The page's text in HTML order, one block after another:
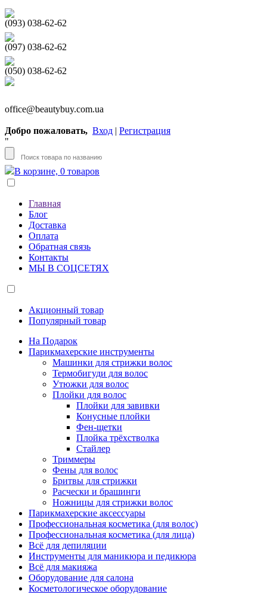
(093) 038-62-62
(097) 038-62-62
(050) 038-62-62
office@beautybuy.com.ua
Добро пожаловать, Вход | Регистрация
"
В корзине, 0 товаров
Главная
Блог
Доставка
Оплата
Обратная связь
Контакты
МЫ В СОЦСЕТЯХ
Акционный товар
Популярный товар
На Подарок
Парикмахерские инструменты
Машинки для стрижки волос
Термобигуди для волос
Утюжки для волос
Плойки для волос
Плойки для завивки
Конусные плойки
Фен-щетки
Плойка трёхстволка
Стайлер
Триммеры
Фены для волос
Бритвы для стрижки
Расчески и брашинги
Ножницы для стрижки волос
Парикмахерские аксессуары
Профессиональная косметика (для волос)
Профессиональная косметика (для лица)
Всё для депиляции
Инструменты для маникюра и педикюра
Всё для макияжа
Оборудование для салона
Косметологическое оборудование